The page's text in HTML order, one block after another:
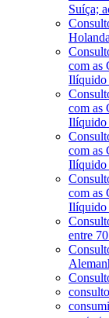
Suíça;
com as
Ilíquido
com as
Ilíquido
com as
Ilíquido
com as
Ilíquido
entre